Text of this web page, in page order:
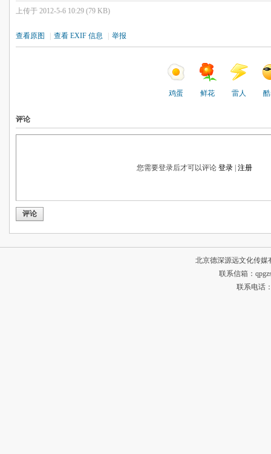
上传于 2012-5-6 10:29 (79 KB)
查看原图 查看 EXIF 信息 举报
鸡蛋 鲜花 雷人
评论
您需要登录后才可以评论 登录| 注册
评论
北京德深源远文化传
联系信箱：
联系电话